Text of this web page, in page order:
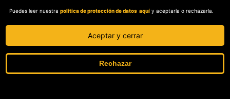
OjoLab.
Puedes leer nuestrapolítica de protección de datos aquí y aceptarla o rechazarla.
Aceptar y cerrar
Rechazar